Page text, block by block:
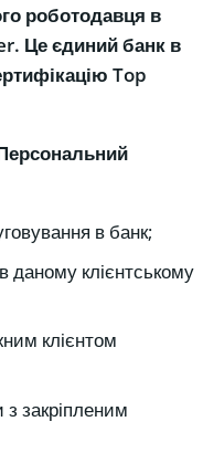
роботодавця в
Це єдиний банк в
Top
в банк;
даному клієнтському
клієнтом
з закріпленим